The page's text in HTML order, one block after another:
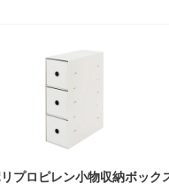
プロピレン小物収納ボック